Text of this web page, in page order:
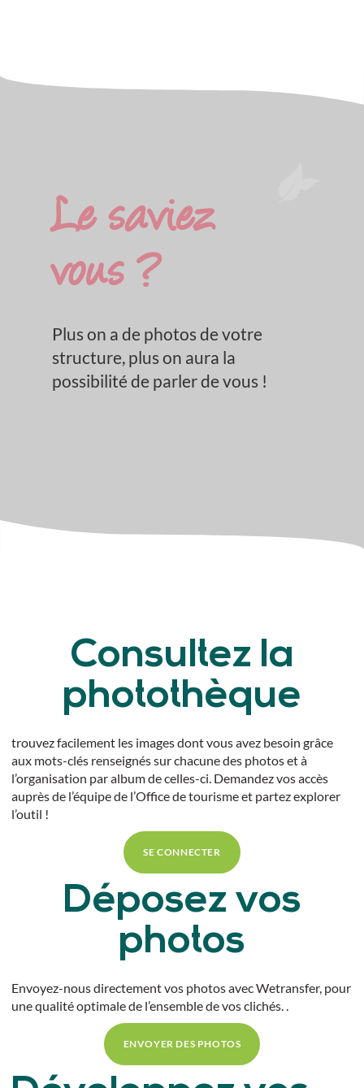
Le saviez
vous ?
Plus on a de photos de votre
structure, plus on aura la
possibilité de parler de vous !
Consultez la
photothèque
trouvez facilement les images dont vous avez besoin grâce
aux mots-clés renseignés sur chacune des photos et à
l’organisation par album de celles-ci. Demandez vos accès
auprès de l’équipe de l’Office de tourisme et partez explorer
l’outil !
SE CONNECTER
Déposez vos
photos
Envoyez-nous directement vos photos avec Wetransfer, pour
une qualité optimale de l’ensemble de vos clichés. .
ENVOYER DES PHOTOS